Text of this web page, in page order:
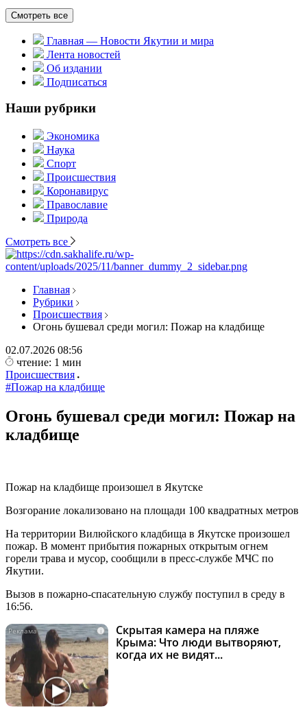
Смотреть все
Главная — Новости Якутии и мира
Лента новостей
Об издании
Подписаться
Наши рубрики
Экономика
Наука
Спорт
Происшествия
Коронавирус
Православие
Природа
Смотреть все
Главная
Рубрики
Происшествия
Огонь бушевал среди могил: Пожар на кладбище
02.07.2026 08:56
чтение: 1 мин
Происшествия
#Пожар на кладбище
Огонь бушевал среди могил: Пожар на
кладбище
Пожар на кладбище произошел в Якутске
Возгорание локализовано на площади 100 квадратных метров
На территории Вилюйского кладбища в Якутске произошел
пожар. В момент прибытия пожарных открытым огнем
горели трава и мусор, сообщили в пресс-службе МЧС по
Якутии.
Вызов в пожарно-спасательную службу поступил в среду в
16:56.
i
Скрытая камера на пляже
Крыма: Что люди вытворяют,
когда их не видят...